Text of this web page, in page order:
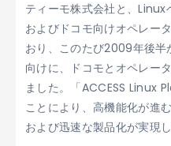
ティーモ株式会社と、
およびドコモ向けオペレー
おり、このたび2009年後半
向けに、ドコモとオペレー
ました。「ACCESS Linux
ことにより、高機能化が進
および迅速な製品化が実現し